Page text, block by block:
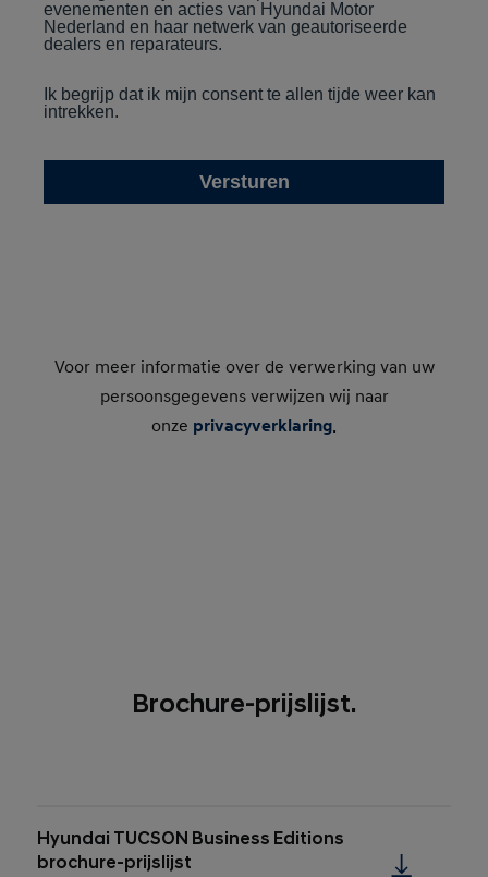
Voor meer informatie over de verwerking van uw
persoonsgegevens verwijzen wij naar
onze privacyverklaring.
Brochure-prijslijst.
Hyundai TUCSON Business Editions
brochure-prijslijst